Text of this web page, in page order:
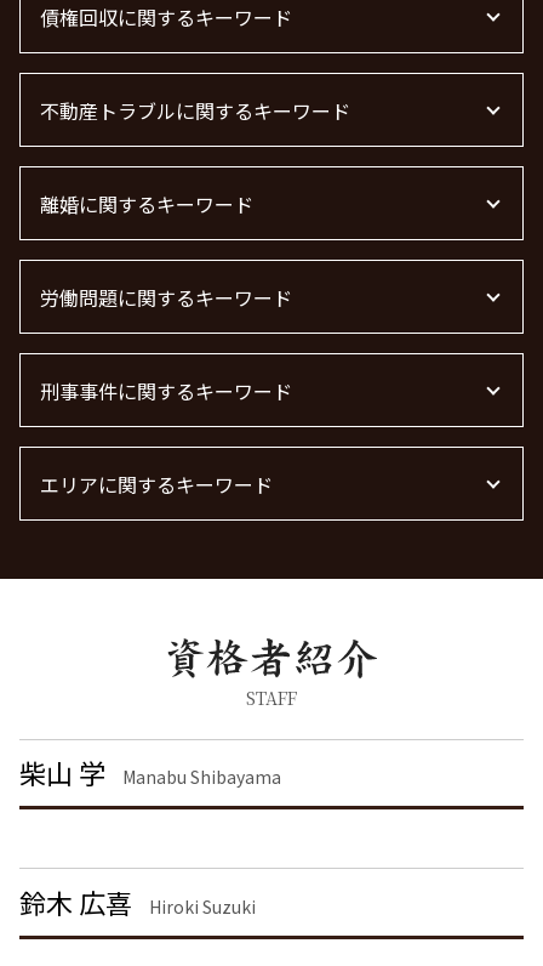
m&a 弁護士費用 相場
顧問弁護士
m&a 弁護士 費用
顧問弁護士 個人事業主
法律事務所 m&a
企業法務とは
企業法務
退職勧奨 言ってはいけない
下請法 改正 2026
顧問弁護士 メリット
顧問弁護士 契約
m&a 弁護士
顧問弁護士 費用 中小企業
債権回収に関するキーワード
債権回収 弁護士 費用
債権回収 時効
債権回収 個人
売掛金 未回収
債権回収 無視
借金 時効
弁護士 債権回収 流れ
債権回収 弁護士
債権回収
借金 時効の援用 その後
不動産トラブルに関するキーワード
不動産 賃貸 トラブル相談
不動産屋 トラブル 相談
不動産賃貸 弁護士
不動産トラブル 弁護士
管理会社 トラブル 相談
不動産 トラブル相談
不動産トラブル
不動産 トラブル 相談 東京都
離婚に関するキーワード
離婚 慰謝料とは
離婚 慰謝料 精神的苦痛
離婚調停 流れ
離婚 慰謝料 種類
離婚調停 期間
面会交流権
離婚 慰謝料 養育費
面会交流 権利
養育費 決め方
慰謝料 離婚
離婚の慰謝料 相場
労働問題に関するキーワード
労働問題 最近
労働問題に強い弁護士
労働問題 解決策
労働問題に強い弁護士 東京
労働問題 種類
刑事事件に関するキーワード
器物破損 器物損壊 違い
脅迫罪 構成要件
脅迫罪 懲役
刑事事件 流れ
刑事事件 民事事件 違い
刑事事件 日本
痴漢 冤罪 逮捕
脅迫罪 慰謝料
暴行罪 慰謝料
エリアに関するキーワード
離婚 東京都 弁護士
労働問題 千葉県 弁護士
債権回収 大田区 弁護士
刑事事件 神奈川県 弁護士
刑事事件 埼玉県 弁護士
債権回収 千葉県 弁護士
労働問題 栃木県 弁護士
離婚 渋谷区 弁護士
企業法務 栃木県 弁護士
刑事事件 千葉県 弁護士
STAFF
柴山 学 Manabu Shibayama
鈴木 広喜 Hiroki Suzuki